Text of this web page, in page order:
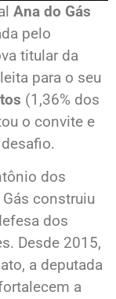
Ana do Gás
pelo
titular da
para o seu
(1,36% dos
o convite e
dos
construiu
dos
Desde 2015,
a deputada
a